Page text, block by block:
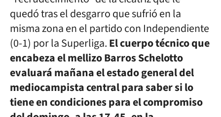
quedó tras el desgarro que sufrió en la
misma zona en el partido con Independiente
(0-1) por la Superliga.El cuerpo técnico que
encabeza el mellizo Barros Schelotto
evaluará mañana el estado general del
mediocampista central para saber si lo
tiene en condiciones para el compromiso